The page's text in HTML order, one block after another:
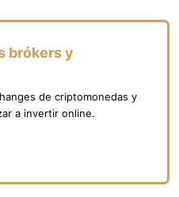
brókers y
de criptomonedas y
a invertir online.